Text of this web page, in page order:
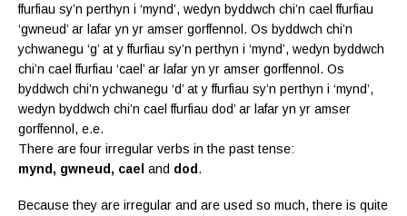
ffurfiau sy’n perthyn i ‘mynd’, wedyn byddwch chi’n cael ffurfiau
‘gwneud’ ar lafar yn yr amser gorffennol. Os byddwch chi’n
ychwanegu ‘g’ at y ffurfiau sy’n perthyn i ‘mynd’, wedyn byddwch
chi’n cael ffurfiau ‘cael’ ar lafar yn yr amser gorffennol. Os
byddwch chi’n ychwanegu ‘d’ at y ffurfiau sy’n perthyn i ‘mynd’,
wedyn byddwch chi’n cael ffurfiau dod’ ar lafar yn yr amser
gorffennol, e.e.
There are four irregular verbs in the past tense:
mynd, gwneud, cael and dod.
Because they are irregular and are used so much, there is quite